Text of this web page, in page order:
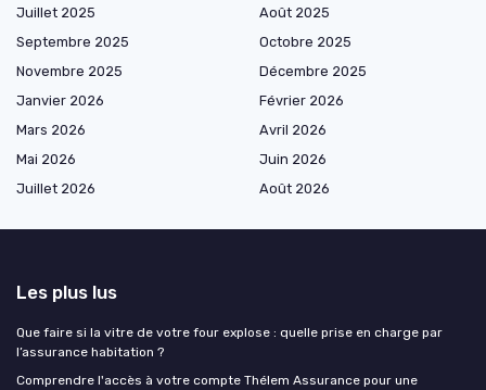
Juillet 2025
Août 2025
Septembre 2025
Octobre 2025
Novembre 2025
Décembre 2025
Janvier 2026
Février 2026
Mars 2026
Avril 2026
Mai 2026
Juin 2026
Juillet 2026
Août 2026
Les plus lus
Que faire si la vitre de votre four explose : quelle prise en charge par
l’assurance habitation ?
Comprendre l'accès à votre compte Thélem Assurance pour une